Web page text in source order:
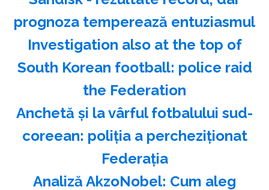
prognoza temperează entuziasmul
Investigation also at the top of
South Korean football: police raid
the Federation
Anchetă şi la vârful fotbalului sud-
coreean: poliţia a percheziţionat
Federaţia
Analiză AkzoNobel: Cum aleg